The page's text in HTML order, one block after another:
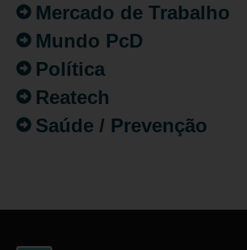
Mercado de Trabalho
Mundo PcD
Política
Reatech
Saúde / Prevenção